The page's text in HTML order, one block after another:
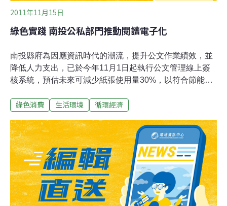
2011年11月15日
綠色實踐 南投公私部門推動閱讀電子化
南投縣府為因應資訊時代的潮流，提升公文作業績效，並
降低人力支出，已於今年11月1日起執行公文管理線上簽
核系統，預估未來可減少紙張使用量30%，以符合節能減
跨出了踏實的第一步。在透過電子文件的型式，將檔案經
板電腦。閱讀電子化後預期可降低對紙張的依賴和木材紙
漿的消耗，另透過網路，資訊傳播的速度將優於人工傳
遞，有助於減少業務辦理的成本支出。而在民間機構中，
產業資訊中心所發布的價格資訊，已成為公共工程及民間
工程預算編列的參考依據，近日為順應時代趨勢，推動了
平面刊物的電子化，以服務廣大的讀者。除此之外，也同
步進行電子資料庫內等三千多筆資源代碼的更新作業，以
綠色消費 生活環境 循環經濟